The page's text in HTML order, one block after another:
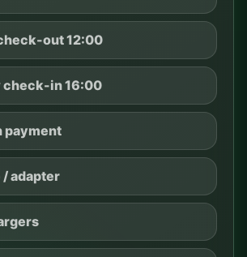
out 12:00
check-in 16:00
payment
/ adapter